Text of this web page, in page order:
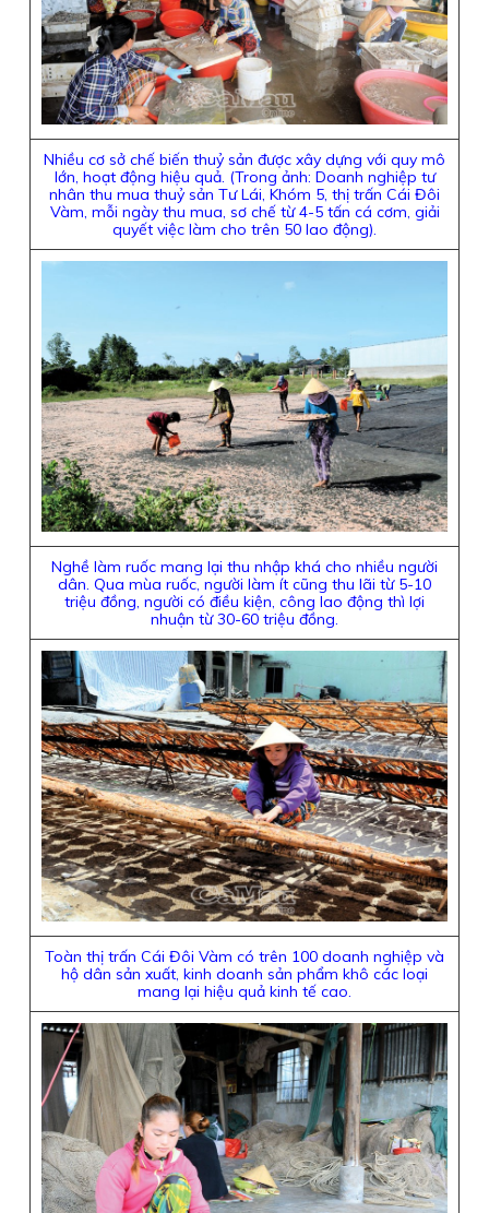
Nhiều cơ sở chế biến thuỷ sản được xây dựng với quy mô
lớn, hoạt động hiệu quả. (Trong ảnh: Doanh nghiệp tư
nhân thu mua thuỷ sản Tư Lái, Khóm 5, thị trấn Cái Đôi
Vàm, mỗi ngày thu mua, sơ chế từ 4-5 tấn cá cơm, giải
quyết việc làm cho trên 50 lao động).
Nghề làm ruốc mang lại thu nhập khá cho nhiều người
dân. Qua mùa ruốc, người làm ít cũng thu lãi từ 5-10
triệu đồng, người có điều kiện, công lao động thì lợi
nhuận từ 30-60 triệu đồng.
Toàn thị trấn Cái Đôi Vàm có trên 100 doanh nghiệp và
hộ dân sản xuất, kinh doanh sản phẩm khô các loại
mang lại hiệu quả kinh tế cao.